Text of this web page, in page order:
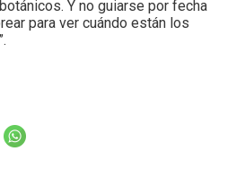
Y no guiarse por fecha
para ver cuándo están los